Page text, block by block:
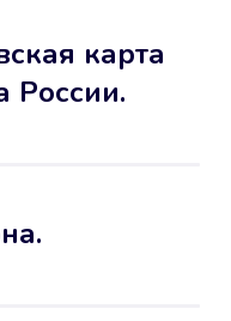
карта
России.